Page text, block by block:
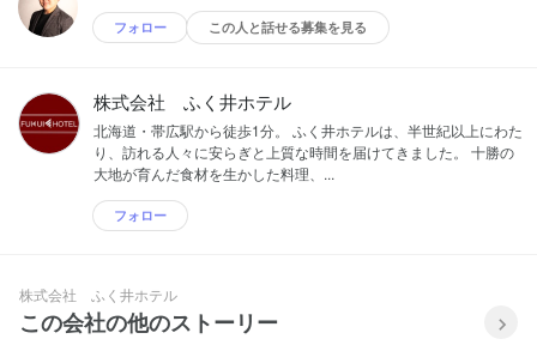
フォロー この人と話せる募集を見る
株式会社 ふく井ホテル
北海道・帯広駅から徒歩1分。 ふく井ホテルは、半世紀以上にわた
り、訪れる人々に安らぎと上質な時間を届けてきました。 十勝の
大地が育んだ食材を生かした料理、...
フォロー
株式会社 ふく井ホテル
この会社の他のストーリー